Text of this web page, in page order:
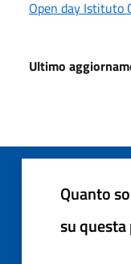
Open day Istituto
Ultimo
Quanto
su